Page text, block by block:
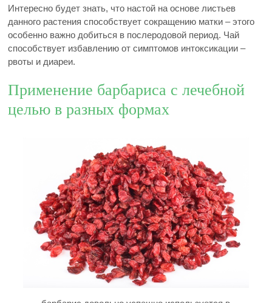
Интересно будет знать, что настой на основе листьев
данного растения способствует сокращению матки – этого
особенно важно добиться в послеродовой период. Чай
способствует избавлению от симптомов интоксикации –
рвоты и диареи.
Применение барбариса с лечебной
целью в разных формах